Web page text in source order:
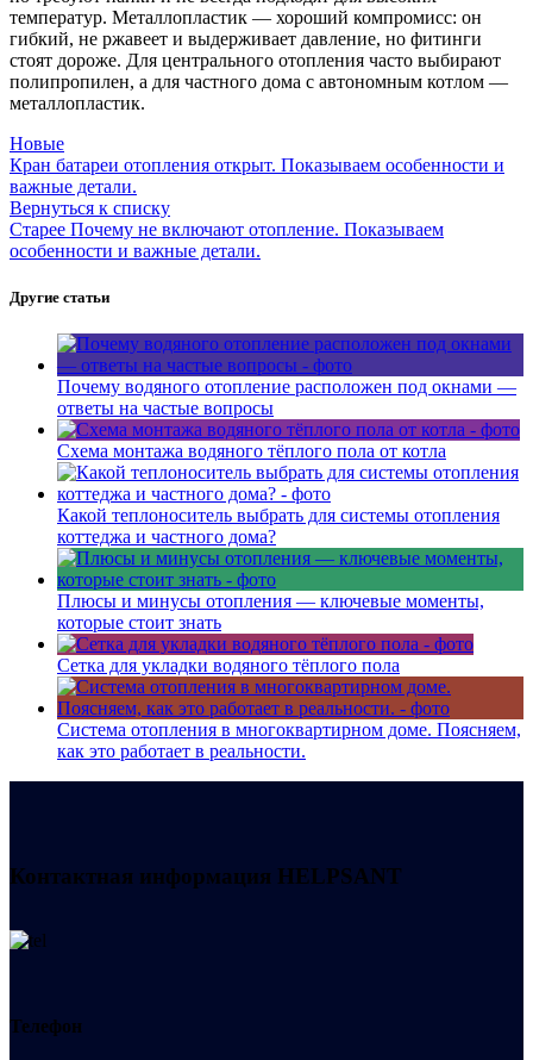
температур. Металлопластик — хороший компромисс: он
гибкий, не ржавеет и выдерживает давление, но фитинги
стоят дороже. Для центрального отопления часто выбирают
полипропилен, а для частного дома с автономным котлом —
металлопластик.
Новые
Кран батареи отопления открыт. Показываем особенности и
важные детали.
Вернуться к списку
Старее Почему не включают отопление. Показываем
особенности и важные детали.
Другие статьи
Почему водяного отопление расположен под окнами —
ответы на частые вопросы
Схема монтажа водяного тёплого пола от котла
Какой теплоноситель выбрать для системы отопления
коттеджа и частного дома?
Плюсы и минусы отопления — ключевые моменты,
которые стоит знать
Сетка для укладки водяного тёплого пола
Система отопления в многоквартирном доме. Поясняем,
как это работает в реальности.
Контактная информация HELPSANT
Телефон